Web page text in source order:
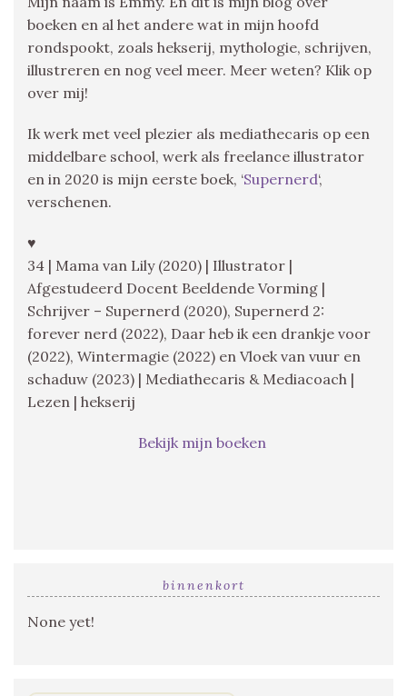
boeken en al het andere wat in mijn hoofd
rondspookt, zoals hekserij, mythologie, schrijven,
illustreren en nog veel meer. Meer weten? Klik op
over mij!
Ik werk met veel plezier als mediathecaris op een
middelbare school, werk als freelance illustrator
en in 2020 is mijn eerste boek, ‘Supernerd‘,
verschenen.
♥
34 | Mama van Lily (2020) | Illustrator |
Afgestudeerd Docent Beeldende Vorming |
Schrijver – Supernerd (2020), Supernerd 2:
forever nerd (2022), Daar heb ik een drankje voor
(2022), Wintermagie (2022) en Vloek van vuur en
schaduw (2023) | Mediathecaris & Mediacoach |
Lezen | hekserij
Bekijk mijn boeken
binnenkort
None yet!